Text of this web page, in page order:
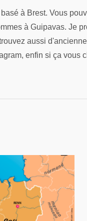
à Brest. Vous
à Guipavas. Je
aussi
enfin si ça vous